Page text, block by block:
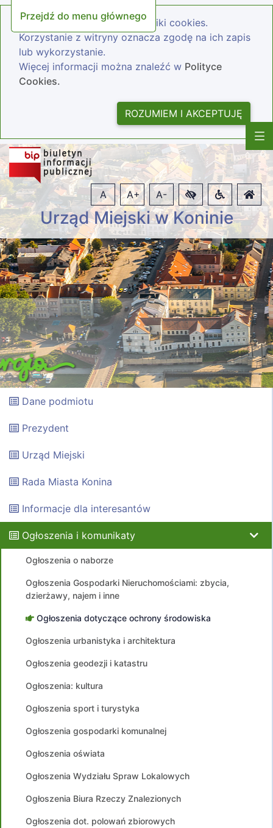
Przejdź do menu głównego
Nasza strona wykorzystuje pliki cookies.
Korzystanie z witryny oznacza zgodę na ich zapis
lub wykorzystanie.
Więcej informacji można znaleźć w Polityce
Cookies.
ROZUMIEM I AKCEPTUJĘ
Urząd Miejski w Koninie
A A+ A-
Dane podmiotu
Prezydent
Urząd Miejski
Rada Miasta Konina
Informacje dla interesantów
Ogłoszenia i komunikaty
Ogłoszenia o naborze
Ogłoszenia Gospodarki Nieruchomościami: zbycia,
dzierżawy, najem i inne
Ogłoszenia dotyczące ochrony środowiska
Ogłoszenia urbanistyka i architektura
Ogłoszenia geodezji i katastru
Ogłoszenia: kultura
Ogłoszenia sport i turystyka
Ogłoszenia gospodarki komunalnej
Ogłoszenia oświata
Ogłoszenia Wydziału Spraw Lokalowych
Ogłoszenia Biura Rzeczy Znalezionych
Ogłoszenia dot. polowań zbiorowych